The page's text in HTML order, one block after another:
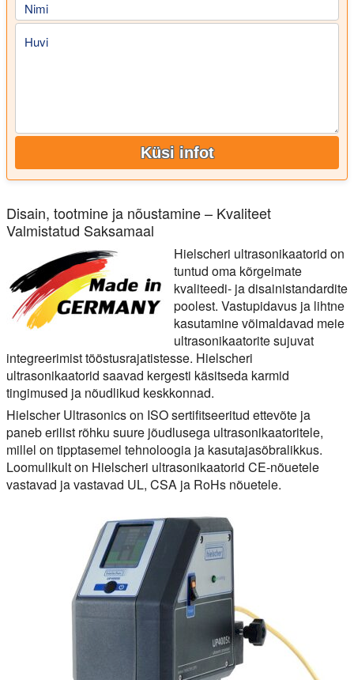
Nimi
Huvi
Küsi infot
Disain, tootmine ja nõustamine – Kvaliteet
Valmistatud Saksamaal
Hielscheri ultrasonikaatorid on
tuntud oma kõrgeimate
kvaliteedi- ja disainistandardite
poolest. Vastupidavus ja lihtne
kasutamine võimaldavad meie
ultrasonikaatorite sujuvat
integreerimist tööstusrajatistesse. Hielscheri
ultrasonikaatorid saavad kergesti käsitseda karmid
tingimused ja nõudlikud keskkonnad.
Hielscher Ultrasonics on ISO sertifitseeritud ettevõte ja
paneb erilist rõhku suure jõudlusega ultrasonikaatoritele,
millel on tipptasemel tehnoloogia ja kasutajasõbralikkus.
Loomulikult on Hielscheri ultrasonikaatorid CE-nõuetele
vastavad ja vastavad UL, CSA ja RoHs nõuetele.